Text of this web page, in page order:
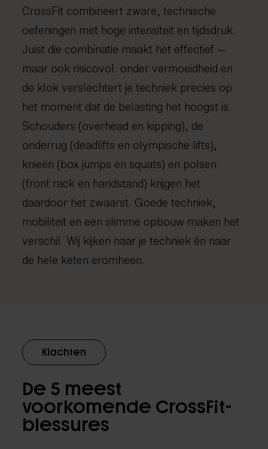
CrossFit combineert zware, technische
oefeningen met hoge intensiteit en tijdsdruk.
Juist die combinatie maakt het effectief —
maar ook risicovol: onder vermoeidheid en
de klok verslechtert je techniek precies op
het moment dat de belasting het hoogst is.
Schouders (overhead en kipping), de
onderrug (deadlifts en olympische lifts),
knieën (box jumps en squats) en polsen
(front rack en handstand) krijgen het
daardoor het zwaarst. Goede techniek,
mobiliteit en een slimme opbouw maken het
verschil. Wij kijken naar je techniek én naar
de hele keten eromheen.
Klachten
De 5 meest
voorkomende CrossFit-
blessures